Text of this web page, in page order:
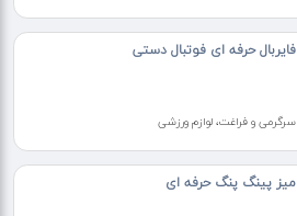
فایربال حرفه ای فوتبال دستی
سرگرمی و فراغت، لوازم ورزشی
میز پینگ پنگ حرفه ای